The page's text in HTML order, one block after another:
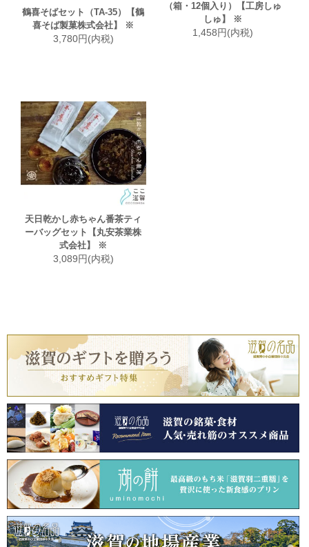
鶴喜そばセット（TA-35）【鶴
喜そば製菓株式会社】 ※
3,780円(内税)
（箱・12個入り）【工房しゅ
しゅ】 ※
1,458円(内税)
天日乾かし赤ちゃん番茶ティ
ーバッグセット【丸安茶業株
式会社】 ※
3,089円(内税)